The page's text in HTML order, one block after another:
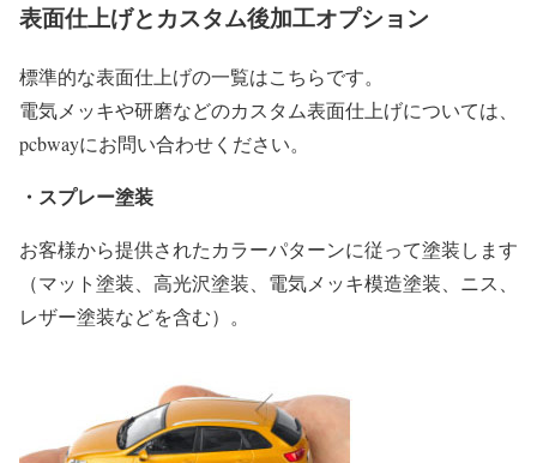
表面仕上げとカスタム後加工オプション
標準的な表面仕上げの一覧はこちらです。
電気メッキや研磨などのカスタム表面仕上げについては、
pcbwayにお問い合わせください。
・スプレー塗装
お客様から提供されたカラーパターンに従って塗装します
（マット塗装、高光沢塗装、電気メッキ模造塗装、ニス、
レザー塗装などを含む）。